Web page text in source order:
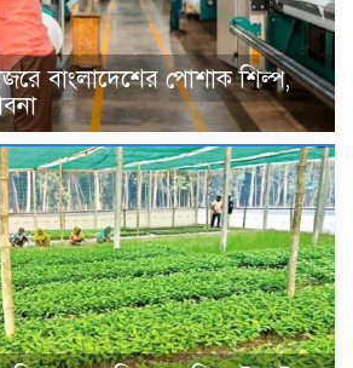
বাংলাদেশের পোশাক শিল্প,